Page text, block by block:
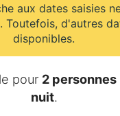
aux dates saisies
Toutefois, d'autres
disponibles.
pour 2 personnes
nuit.